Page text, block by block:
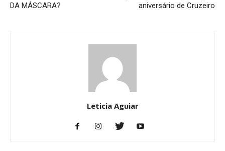
DA MÁSCARA?
aniversário de Cruzeiro
Leticia Aguiar